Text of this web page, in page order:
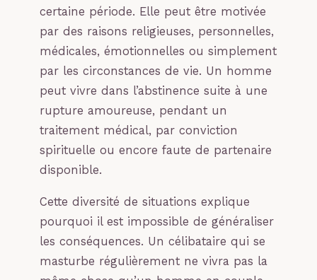
certaine période. Elle peut être motivée
par des raisons religieuses, personnelles,
médicales, émotionnelles ou simplement
par les circonstances de vie. Un homme
peut vivre dans l’abstinence suite à une
rupture amoureuse, pendant un
traitement médical, par conviction
spirituelle ou encore faute de partenaire
disponible.
Cette diversité de situations explique
pourquoi il est impossible de généraliser
les conséquences. Un célibataire qui se
masturbe régulièrement ne vivra pas la